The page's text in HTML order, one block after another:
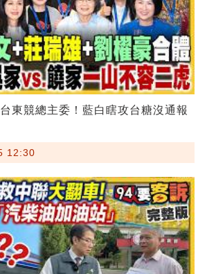
東競總主委！藍白瞎攻台糖沒通報
12:30